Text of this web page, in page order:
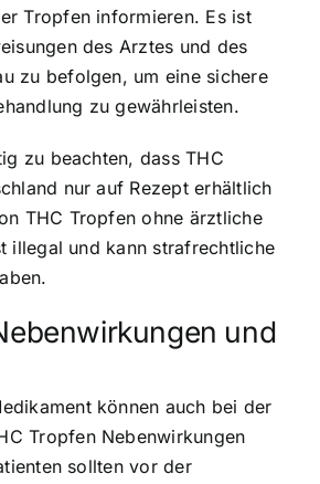
Tropfen informieren. Es ist
des Arztes und des
zu befolgen, um eine sichere
zu gewährleisten.
zu beachten, dass THC
nur auf Rezept erhältlich
THC Tropfen ohne ärztliche
illegal und kann strafrechtliche
und
können auch bei der
Tropfen Nebenwirkungen
sollten vor der